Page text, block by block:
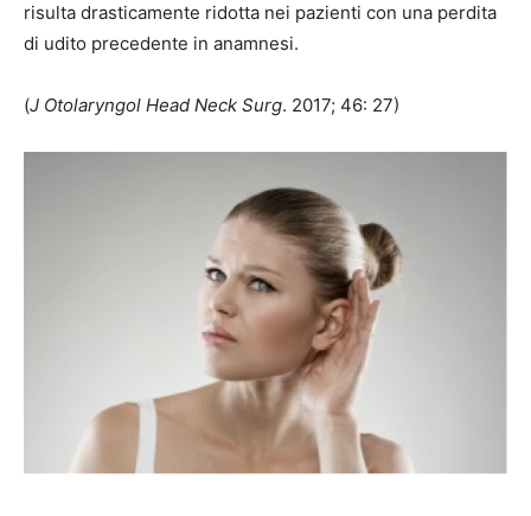
risulta drasticamente ridotta nei pazienti con una perdita
di udito precedente in anamnesi.
(J Otolaryngol Head Neck Surg. 2017; 46: 27)